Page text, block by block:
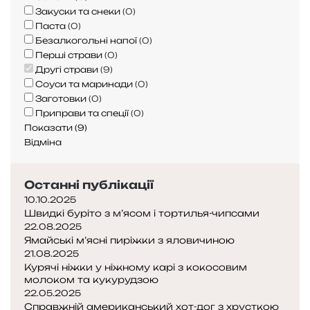
д
у
е
т
с
м
а
к
і
в
к
о
т
л
е
т
о
ю
а
й
ц
е
м
Закуски та снеки (0)
Паста (0)
Безалкогольні напої (0)
Перші страви (0)
Другі страви (9)
Соуси та маринади (0)
Заготовки (0)
Приправи та спеції (0)
Показати (9)
Відміна
Останні публікації
10.10.2025
Швидкі буріто з м’ясом і тортилья-чипсами
22.08.2025
Ямайські м’ясні пиріжки з яловичиною
21.08.2025
Курячі ніжки у ніжному карі з кокосовим
молоком та кукурудзою
22.05.2025
Справжній американський хот-дог з хрусткою